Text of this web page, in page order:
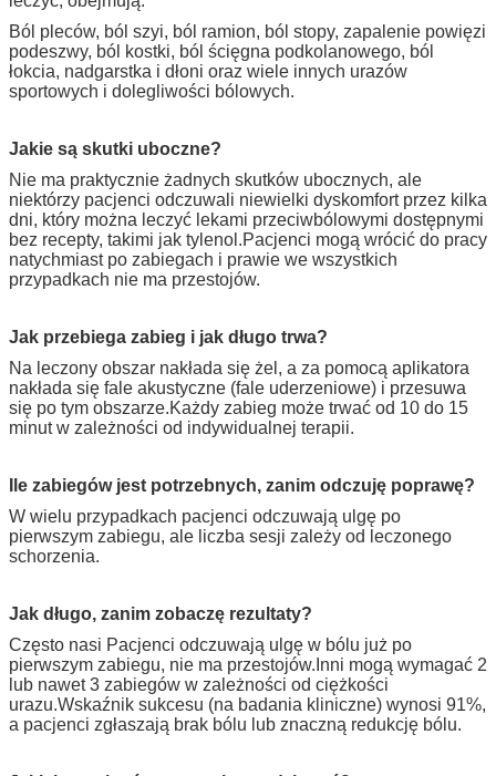
Ból pleców, ból szyi, ból ramion, ból stopy, zapalenie powięzi
podeszwy, ból kostki, ból ścięgna podkolanowego, ból
łokcia, nadgarstka i dłoni oraz wiele innych urazów
sportowych i dolegliwości bólowych.
Jakie są skutki uboczne?
Nie ma praktycznie żadnych skutków ubocznych, ale
niektórzy pacjenci odczuwali niewielki dyskomfort przez kilka
dni, który można leczyć lekami przeciwbólowymi dostępnymi
bez recepty, takimi jak tylenol.Pacjenci mogą wrócić do pracy
natychmiast po zabiegach i prawie we wszystkich
przypadkach nie ma przestojów.
Jak przebiega zabieg i jak długo trwa?
Na leczony obszar nakłada się żel, a za pomocą aplikatora
nakłada się fale akustyczne (fale uderzeniowe) i przesuwa
się po tym obszarze.Każdy zabieg może trwać od 10 do 15
minut w zależności od indywidualnej terapii.
Ile zabiegów jest potrzebnych, zanim odczuję poprawę?
W wielu przypadkach pacjenci odczuwają ulgę po
pierwszym zabiegu, ale liczba sesji zależy od leczonego
schorzenia.
Jak długo, zanim zobaczę rezultaty?
Często nasi Pacjenci odczuwają ulgę w bólu już po
pierwszym zabiegu, nie ma przestojów.Inni mogą wymagać 2
lub nawet 3 zabiegów w zależności od ciężkości
urazu.Wskaźnik sukcesu (na badania kliniczne) wynosi 91%,
a pacjenci zgłaszają brak bólu lub znaczną redukcję bólu.